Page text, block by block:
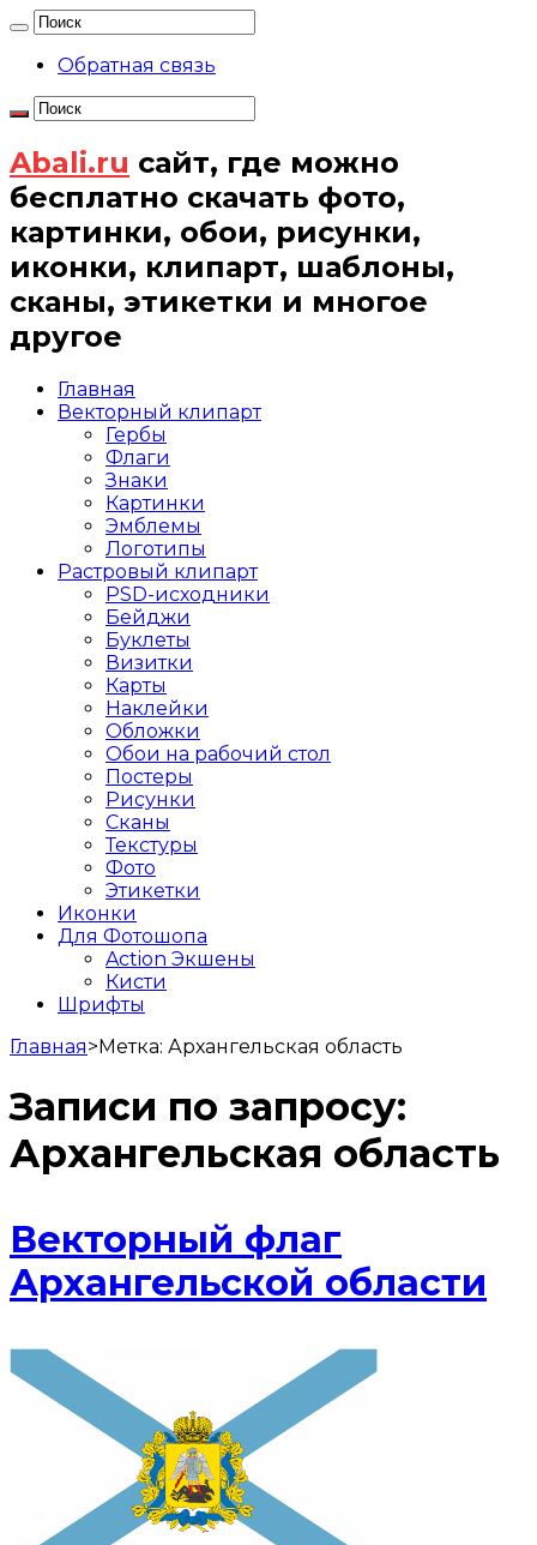
Обратная связь
Abali.ru сайт, где можно
бесплатно скачать фото,
картинки, обои, рисунки,
иконки, клипарт, шаблоны,
сканы, этикетки и многое
другое
Главная
Векторный клипарт
Гербы
Флаги
Знаки
Картинки
Эмблемы
Логотипы
Растровый клипарт
PSD-исходники
Бейджи
Буклеты
Визитки
Карты
Наклейки
Обложки
Обои на рабочий стол
Постеры
Рисунки
Сканы
Текстуры
Фото
Этикетки
Иконки
Для Фотошопа
Action Экшены
Кисти
Шрифты
Главная>Метка: Архангельская область
Записи по запросу:
Архангельская область
Векторный флаг
Архангельской области